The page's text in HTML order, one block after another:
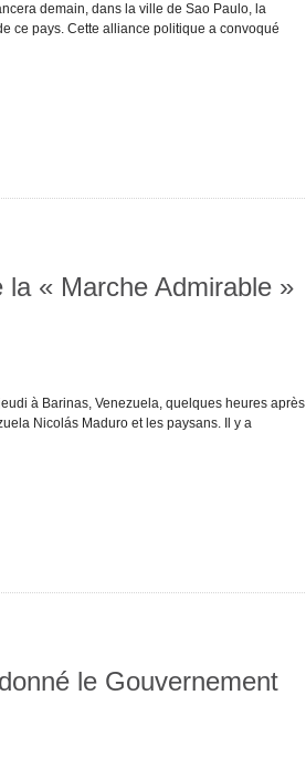
demain, dans la ville de Sao Paulo, la
ce pays. Cette alliance politique a convoqué
« Marche Admirable »
à Barinas, Venezuela, quelques heures après
Nicolás Maduro et les paysans. Il y a
le Gouvernement